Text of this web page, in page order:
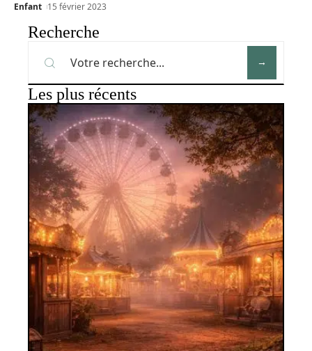
Enfant 15 février 2023
Recherche
Les plus récents